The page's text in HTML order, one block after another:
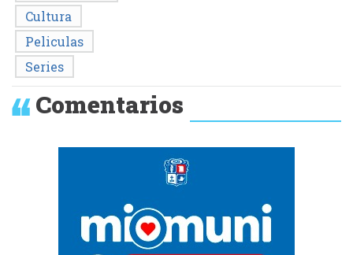
Cultura
Peliculas
Series
Comentarios